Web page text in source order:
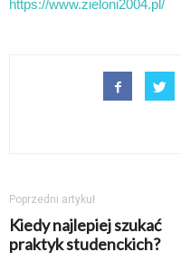
https://www.zieloni2004.pl/
Poprzedni artykuł
Kiedy najlepiej szukać
praktyk studenckich?